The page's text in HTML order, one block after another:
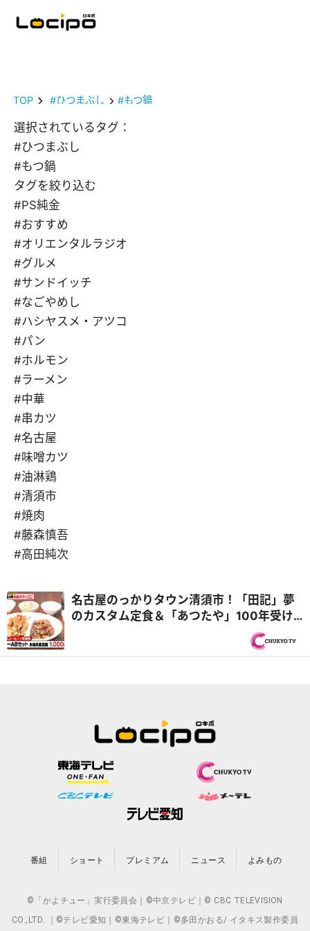
TOP #ひつまぶし #もつ鍋
選択されているタグ：
#ひつまぶし
#もつ鍋
タグを絞り込む
#PS純金
#おすすめ
#オリエンタルラジオ
#グルメ
#サンドイッチ
#なごやめし
#ハシヤスメ・アツコ
#パン
#ホルモン
#ラーメン
#中華
#串カツ
#名古屋
#味噌カツ
#油淋鶏
#清須市
#焼肉
#藤森慎吾
#高田純次
名古屋のっかりタウン清須市！「田記」夢
のカスタム定食＆「あつたや」100年受け
継ぐ味噌ダレでなごやめし『PS純金（ゴー
番組 ショート プレミアム ニュース よみもの
©「かよチュー」実行委員会｜©中京テレビ｜© CBC TELEVISION
CO.,LTD. ｜©テレビ愛知｜©東海テレビ｜©多田かおる/ イタキス製作委員